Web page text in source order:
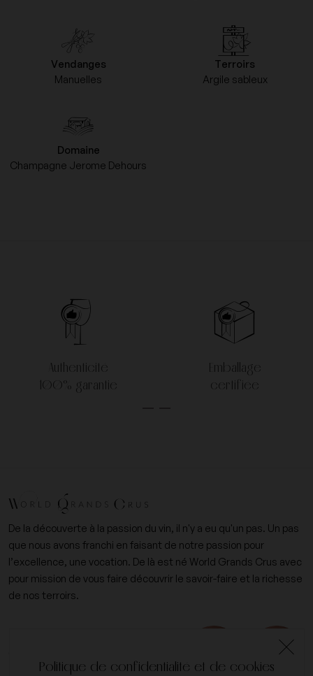
Vendanges
Manuelles
Terroirs
Argile sableux
Domaine
Champagne Jerome Dehours
Authenticité
100% garantie
Emballage
certifiée
De la découverte à la passion du vin, il n'y a eu qu'un pas. Un pas
que nous avons franchi en faisant de notre passion pour
l’excellence, une vocation. De là est né World Grands Crus avec
pour mission de vous faire découvrir le savoir-faire et la richesse
de nos terroirs.
Politique de confidentialité et de cookies